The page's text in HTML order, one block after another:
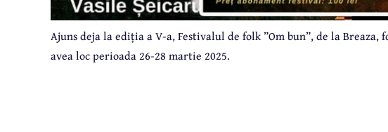
Ajuns deja la ediția a V-a, Festivalul de folk ”Om bun”, de la
avea loc perioada 26-28 martie 2025.